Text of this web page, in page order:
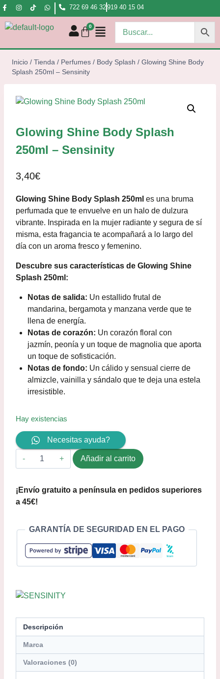
722 69 46 32919 40 15 04
Inicio / Tienda / Perfumes / Body Splash / Glowing Shine Body
Splash 250ml – Sensinity
Glowing Shine Body Splash
250ml – Sensinity
3,40€
Glowing Shine Body Splash 250ml es una bruma
perfumada que te envuelve en un halo de dulzura
vibrante. Inspirada en la mujer radiante y segura de sí
misma, esta fragancia te acompañará a lo largo del
día con un aroma fresco y femenino.
Descubre sus características de Glowing Shine
Splash 250ml:
Notas de salida: Un estallido frutal de
mandarina, bergamota y manzana verde que te
llena de energía.
Notas de corazón: Un corazón floral con
jazmín, peonía y un toque de magnolia que aporta
un toque de sofisticación.
Notas de fondo: Un cálido y sensual cierre de
almizcle, vainilla y sándalo que te deja una estela
irresistible.
Hay existencias
Necesitas ayuda?
Añadir al carrito
¡Envío gratuito a península en pedidos superiores
a 45€!
GARANTÍA DE SEGURIDAD EN EL PAGO
Descripción
Marca
Valoraciones (0)